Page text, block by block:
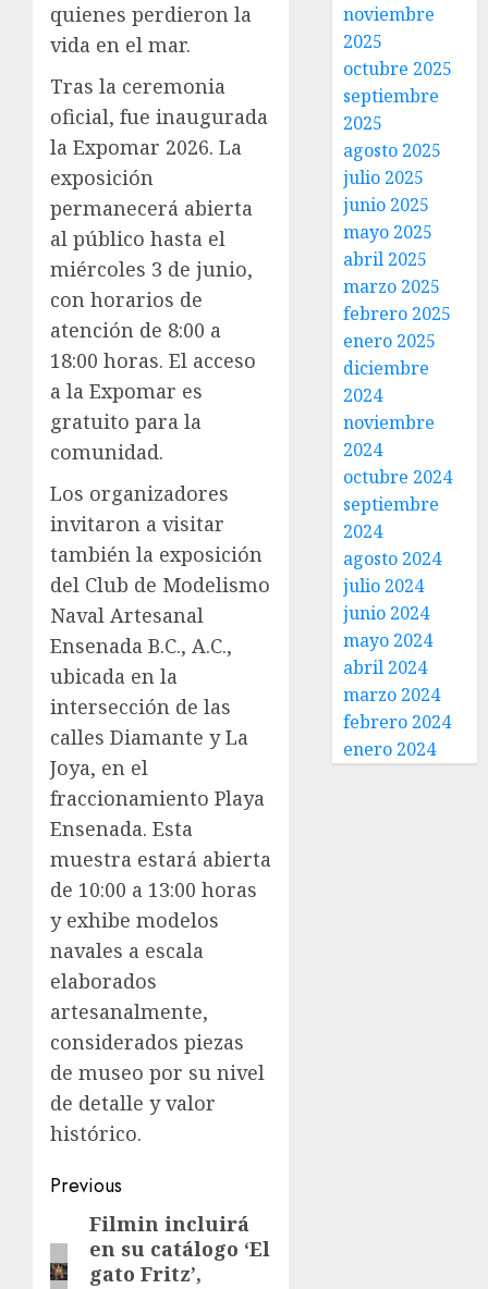
quienes perdieron la
vida en el mar.
Tras la ceremonia
oficial, fue inaugurada
la Expomar 2026. La
exposición
permanecerá abierta
al público hasta el
miércoles 3 de junio,
con horarios de
atención de 8:00 a
18:00 horas. El acceso
a la Expomar es
gratuito para la
comunidad.
Los organizadores
invitaron a visitar
también la exposición
del Club de Modelismo
Naval Artesanal
Ensenada B.C., A.C.,
ubicada en la
intersección de las
calles Diamante y La
Joya, en el
fraccionamiento Playa
Ensenada. Esta
muestra estará abierta
de 10:00 a 13:00 horas
y exhibe modelos
navales a escala
elaborados
artesanalmente,
considerados piezas
de museo por su nivel
de detalle y valor
histórico.
Previous
Filmin incluirá
en su catálogo ‘El
gato Fritz’,
noviembre
2025
octubre 2025
septiembre
2025
agosto 2025
julio 2025
junio 2025
mayo 2025
abril 2025
marzo 2025
febrero 2025
enero 2025
diciembre
2024
noviembre
2024
octubre 2024
septiembre
2024
agosto 2024
julio 2024
junio 2024
mayo 2024
abril 2024
marzo 2024
febrero 2024
enero 2024